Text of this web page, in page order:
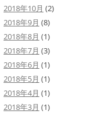
2018年10月 (2)
2018年9月 (8)
2018年8月 (1)
2018年7月 (3)
2018年6月 (1)
2018年5月 (1)
2018年4月 (1)
2018年3月 (1)